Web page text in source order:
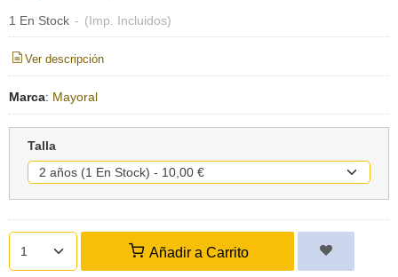
1 En Stock - (Imp. Incluidos)
Ver descripción
Marca: Mayoral
Talla
Añadir a Carrito